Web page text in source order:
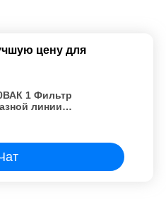
цену для
1 Фильтр
линии
RF